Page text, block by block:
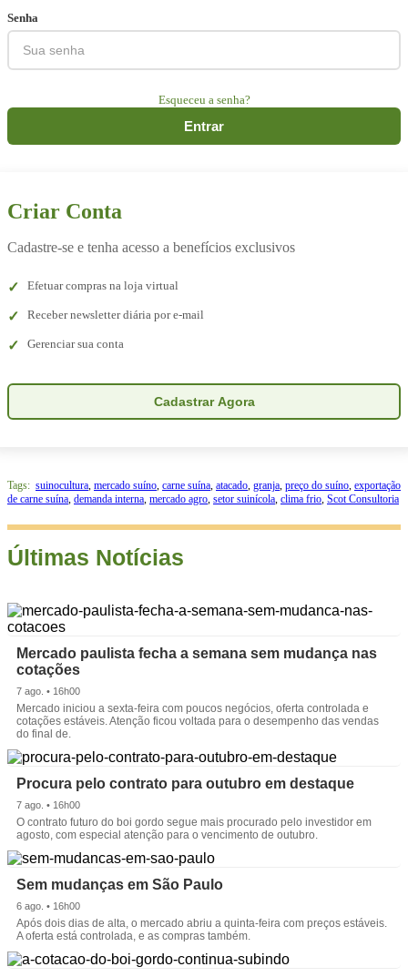
Senha
Esqueceu a senha?
Entrar
Criar Conta
Cadastre-se e tenha acesso a benefícios exclusivos
Efetuar compras na loja virtual
Receber newsletter diária por e-mail
Gerenciar sua conta
Cadastrar Agora
Tags: suinocultura, mercado suíno, carne suína, atacado, granja, preço do suíno, exportação
de carne suína, demanda interna, mercado agro, setor suinícola, clima frio, Scot Consultoria
Últimas Notícias
Mercado paulista fecha a semana sem mudança nas
cotações
7 ago. • 16h00
Mercado iniciou a sexta-feira com poucos negócios, oferta controlada e
cotações estáveis. Atenção ficou voltada para o desempenho das vendas
do final de.
Procura pelo contrato para outubro em destaque
7 ago. • 16h00
O contrato futuro do boi gordo segue mais procurado pelo investidor em
agosto, com especial atenção para o vencimento de outubro.
Sem mudanças em São Paulo
6 ago. • 16h00
Após dois dias de alta, o mercado abriu a quinta-feira com preços estáveis.
A oferta está controlada, e as compras também.